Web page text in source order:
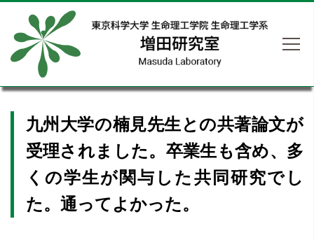
九州大学の楠見先生との共著論文が
受理されました。卒業生も含め、多
くの学生が関与した共同研究でし
た。通ってよかった。